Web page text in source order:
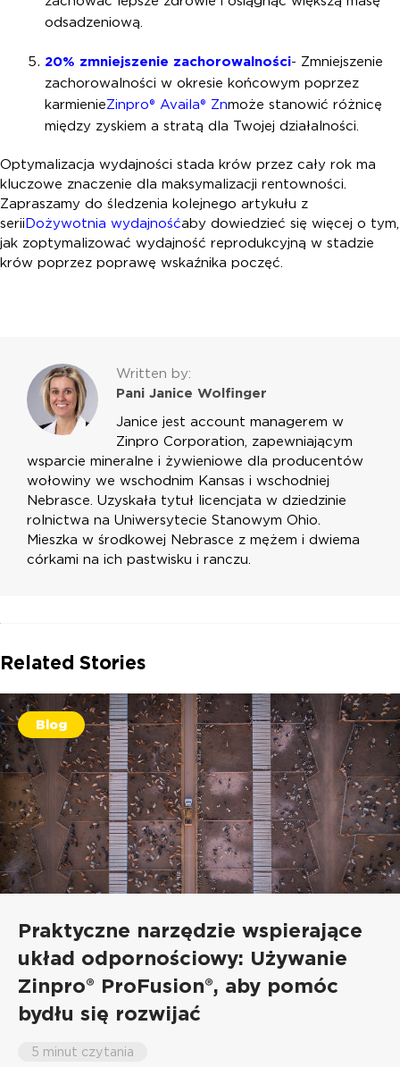
odsadzeniową.
20% zmniejszenie zachorowalności- Zmniejszenie
zachorowalności w okresie końcowym poprzez
karmienieZinpro® Availa® Znmoże stanowić różnicę
między zyskiem a stratą dla Twojej działalności.
Optymalizacja wydajności stada krów przez cały rok ma
kluczowe znaczenie dla maksymalizacji rentowności.
Zapraszamy do śledzenia kolejnego artykułu z
seriiDożywotnia wydajnośćaby dowiedzieć się więcej o tym,
jak zoptymalizować wydajność reprodukcyjną w stadzie
krów poprzez poprawę wskaźnika poczęć.
Written by:
Pani Janice Wolfinger
Janice jest account managerem w
Zinpro Corporation, zapewniającym
wsparcie mineralne i żywieniowe dla producentów
wołowiny we wschodnim Kansas i wschodniej
Nebrasce. Uzyskała tytuł licencjata w dziedzinie
rolnictwa na Uniwersytecie Stanowym Ohio.
Mieszka w środkowej Nebrasce z mężem i dwiema
córkami na ich pastwisku i ranczu.
Related Stories
Blog
Praktyczne narzędzie wspierające
układ odpornościowy: Używanie
Zinpro® ProFusion®, aby pomóc
bydłu się rozwijać
5 minut czytania